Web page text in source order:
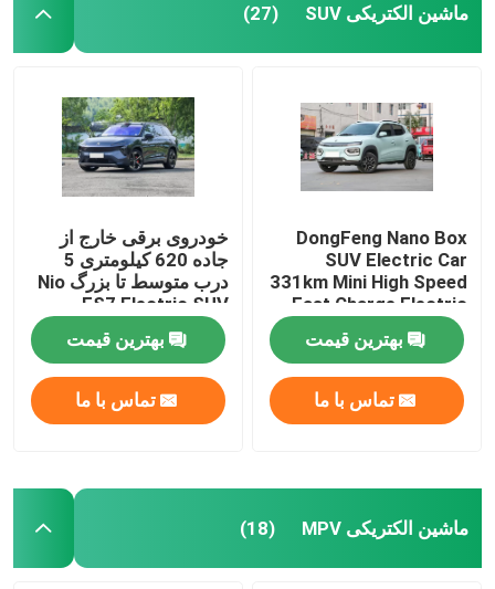
ماشین الکتریکی SUV (27)
DongFeng Nano Box
SUV Electric Car
331km Mini High Speed
​​Fast Charge Electric
Car
بهترین قیمت
تماس با ما
خودروی برقی خارج از
جاده 620 کیلومتری 5
درب متوسط ​​تا بزرگ Nio
ES7 Electric SUV
بهترین قیمت
تماس با ما
ماشین الکتریکی MPV (18)